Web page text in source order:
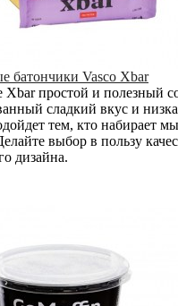
батончики Vasco Xbar
Xbar простой и полезный
сладкий вкус и
тем, кто набирает
выбор в пользу
дизайна.